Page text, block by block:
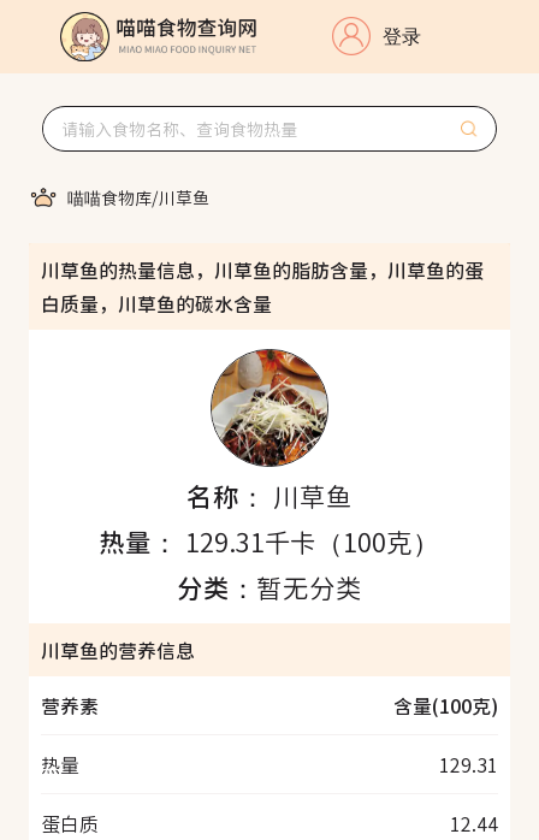
登录
喵喵食物库/川草鱼
川草鱼的热量信息，川草鱼的脂肪含量，川草鱼的蛋
白质量，川草鱼的碳水含量
名称： 川草鱼
热量： 129.31千卡（100克）
分类： 暂无分类
川草鱼的营养信息
营养素
含量(100克)
热量 129.31
蛋白质 12.44